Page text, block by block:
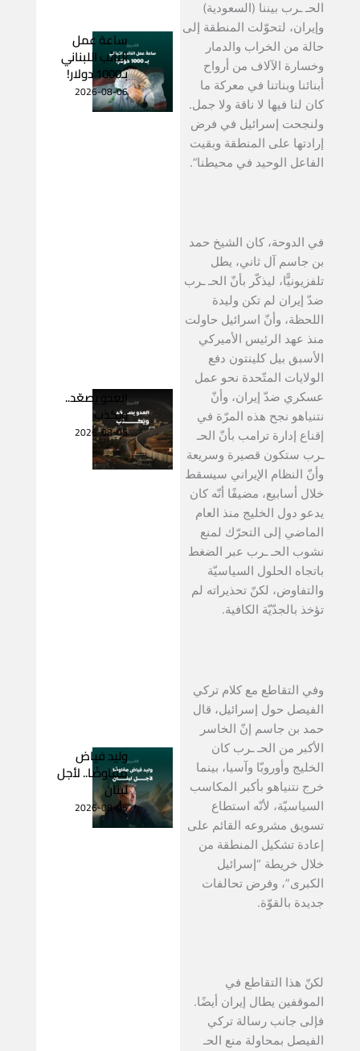
الحـ ـرب بيننا (السعودية)
وإيران، لتحوّلت المنطقة إلى
حالة من الخراب والدمار
وخسارة الآلاف من أرواح
أبنائنا وبناتنا في معركة ما
كان لنا فيها لا ناقة ولا جمل.
ولنجحت إسرائيل في فرض
إرادتها على المنطقة وبقيت
الفاعل الوحيد في محيطنا”.
في الدوحة، كان الشيخ حمد
بن جاسم آل ثاني، يطل
تلفزيونيًّا، ليذكّر بأنّ الحـ ـرب
ضدّ إيران لم تكن وليدة
اللحظة، وأنّ اسرائيل حاولت
منذ عهد الرئيس الأميركي
الأسبق بيل كلينتون دفع
الولايات المتّحدة نحو عمل
عسكري ضدّ إيران، وأنّ
نتنياهو نجح هذه المرّة في
إقناع إدارة ترامب بأنّ الحـ
ـرب ستكون قصيرة وسريعة
وأنّ النظام الإيراني سيسقط
خلال أسابيع، مضيفًا أنّه كان
يدعو دول الخليج منذ العام
الماضي إلى التحرّك لمنع
نشوب الحـ ـرب عبر الضغط
باتجاه الحلول السياسيّة
والتفاوض، لكنّ تحذيراته لم
تؤخذ بالجدّيّة الكافية.
وفي التقاطع مع كلام تركي
الفيصل حول إسرائيل، قال
حمد بن جاسم إنّ الخاسر
الأكبر من الحـ ـرب كان
الخليج وأوروبّا وآسيا، بينما
خرج نتنياهو بأكبر المكاسب
السياسيّة، لأنّه استطاع
تسويق مشروعه القائم على
إعادة تشكيل المنطقة من
خلال خريطة “إسرائيل
الكبرى”، وفرض تحالفات
جديدة بالقوّة.
لكنّ هذا التقاطع في
الموقفين يطال إيران أيضًا.
فإلى جانب رسالة تركي
الفيصل بمحاولة منع الحـ
ساعة عمل
النائب اللبناني
بـ1000 دولار!
2026-08-06
العدو يصعّد..
ويكذب
2026-08-05
وليد فياض
مفاوضًا.. لأجل
لبنان
2026-08-05